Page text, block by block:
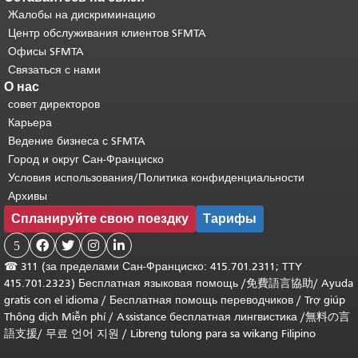
Жалобы на дискриминацию
Центр обслуживания клиентов SFMTA
Офисы SFMTA
Связаться с нами
О нас
совет директоров
Карьера
Ведение бизнеса с SFMTA
Город и округ Сан-Франциско
Условия использования/Политика конфиденциальности
Архивы
Спланируйте свою поездку Тарифы
5    
☎ 311 (за пределами Сан-Франциско: 415.701.2311; TTY
415.701.2323) Бесплатная языковая помощь /免費語言協助/ Ayuda
gratis con el idioma / Бесплатная помощь переводчиков / Trợ giúp
Thông dịch Miễn phí/ Assistance бесплатная лингвистика /無料の言
語支援/ 무료 언어 지원 / Libreng tulong para sa wikang Filipino